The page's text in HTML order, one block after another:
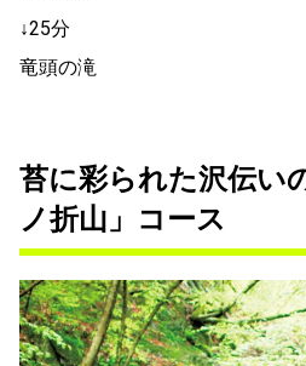
↓25分
竜頭の滝
苔に彩られた沢伝い
ノ折山」コース